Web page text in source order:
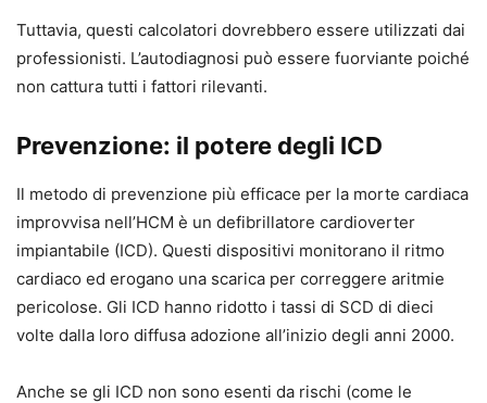
Tuttavia, questi calcolatori dovrebbero essere utilizzati dai
professionisti. L’autodiagnosi può essere fuorviante poiché
non cattura tutti i fattori rilevanti.
Prevenzione: il potere degli ICD
Il metodo di prevenzione più efficace per la morte cardiaca
improvvisa nell’HCM è un defibrillatore cardioverter
impiantabile (ICD). Questi dispositivi monitorano il ritmo
cardiaco ed erogano una scarica per correggere aritmie
pericolose. Gli ICD hanno ridotto i tassi di SCD di dieci
volte dalla loro diffusa adozione all’inizio degli anni 2000.
Anche se gli ICD non sono esenti da rischi (come le